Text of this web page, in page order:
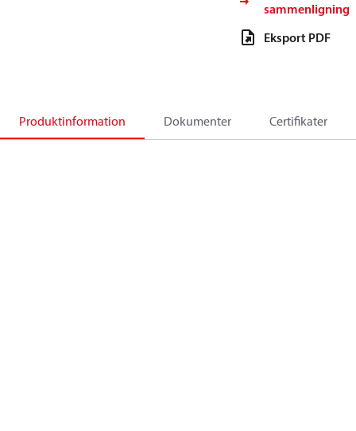
sammenligning
Eksport PDF
Produktinformation Dokumenter Certifikater